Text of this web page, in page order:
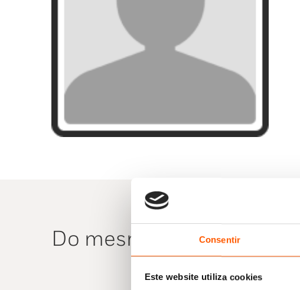
Consentir
Este website utiliza cookies
Do mesmo autor